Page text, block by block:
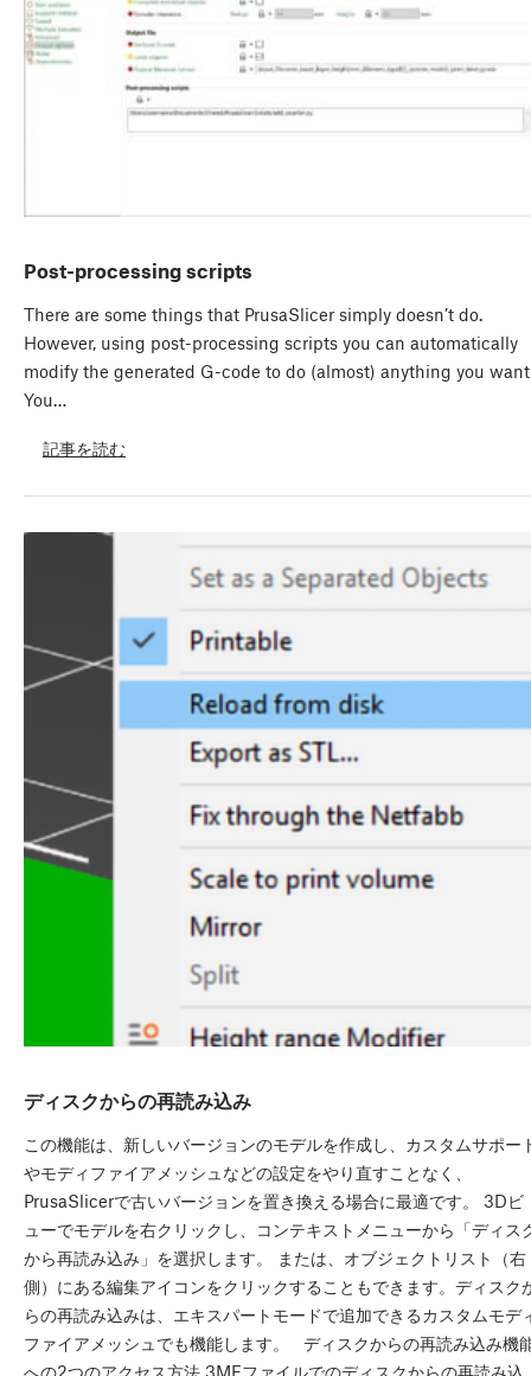
Post-processing scripts
There are some things that PrusaSlicer simply doesn’t do.
However, using post-processing scripts you can automatically
modify the generated G-code to do (almost) anything you
You…
記事を読む
ディスクからの再読み込み
この機能は、新しいバージョンのモデルを作成し、カスタムサポー
やモディファイアメッシュなどの設定をやり直すことなく、
PrusaSlicerで古いバージョンを置き換える場合に最適です。 3Dビ
ューでモデルを右クリックし、コンテキストメニューから「ディス
から再読み込み」を選択します。 または、オブジェクトリスト（右
側）にある編集アイコンをクリックすることもできます。ディスク
らの再読み込みは、エキスパートモードで追加できるカスタムモデ
ファイアメッシュでも機能します。 ディスクからの再読み込み機
への2つのアクセス方法 3MFファイルでのディスクからの再読み込